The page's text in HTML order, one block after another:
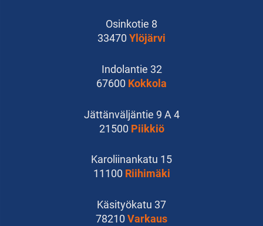
Osinkotie 8
33470 Ylöjärvi
Indolantie 32
67600 Kokkola
Jättänväljäntie 9 A 4
21500 Piikkiö
Karoliinankatu 15
11100 Riihimäki
Käsityökatu 37
78210 Varkaus